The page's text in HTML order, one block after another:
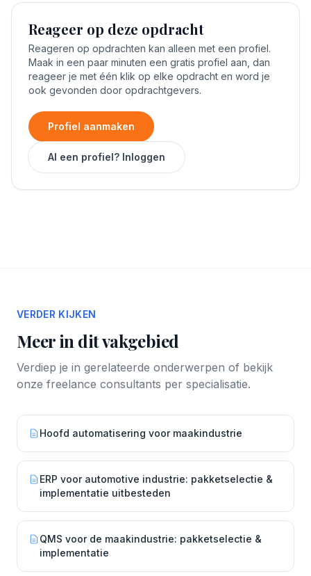
Reageer op deze opdracht
Reageren op opdrachten kan alleen met een profiel.
Maak in een paar minuten een gratis profiel aan, dan
reageer je met één klik op elke opdracht en word je
ook gevonden door opdrachtgevers.
Profiel aanmaken
Al een profiel? Inloggen
VERDER KIJKEN
Meer in dit vakgebied
Verdiep je in gerelateerde onderwerpen of bekijk
onze freelance consultants per specialisatie.
Hoofd automatisering voor maakindustrie
ERP voor automotive industrie: pakketselectie &
implementatie uitbesteden
QMS voor de maakindustrie: pakketselectie &
implementatie